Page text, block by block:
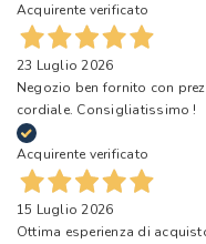
Acquirente verificato
23 Luglio 2026
Negozio ben fornito con
cordiale. Consigliatissimo !
Acquirente verificato
15 Luglio 2026
Ottima esperienza di